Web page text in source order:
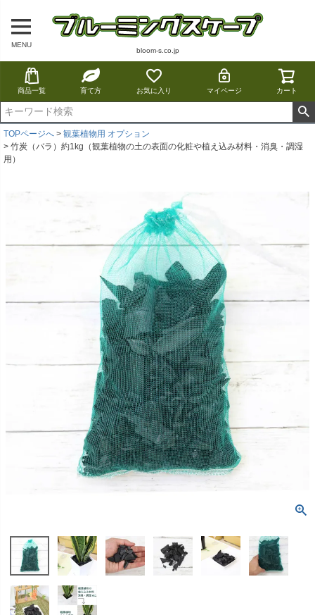
MENU
bloom-s.co.jp
商品一覧 育て方 お気に入り マイページ カート
TOPページへ
観葉植物用 オプション
竹炭（バラ）約1kg（観葉植物の土の表面の化粧や植え込み材料・消臭・調湿
用）